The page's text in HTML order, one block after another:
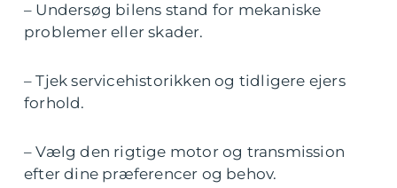
– Undersøg bilens stand for mekaniske
problemer eller skader.
– Tjek servicehistorikken og tidligere ejers
forhold.
– Vælg den rigtige motor og transmission
efter dine præferencer og behov.